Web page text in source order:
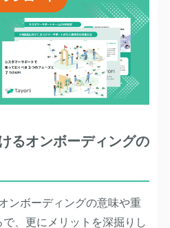
るオンボーディングの
ンボーディングの意味や重
、更にメリットを深掘りし